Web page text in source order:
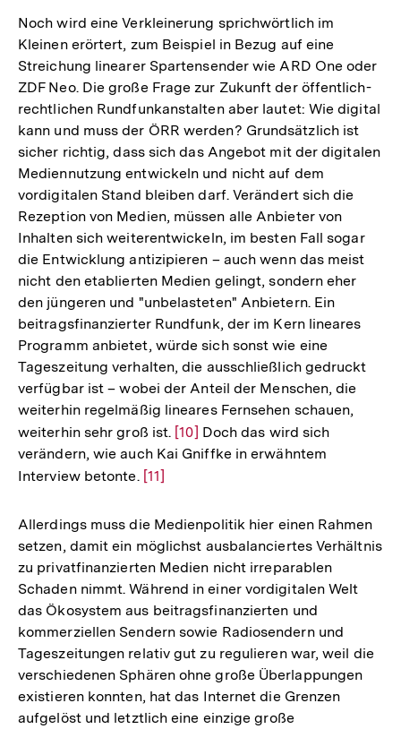
Noch wird eine Verkleinerung sprichwörtlich im
Kleinen erörtert, zum Beispiel in Bezug auf eine
Streichung linearer Spartensender wie ARD One oder
ZDF Neo. Die große Frage zur Zukunft der öffentlich-
rechtlichen Rundfunkanstalten aber lautet: Wie digital
kann und muss der ÖRR werden? Grundsätzlich ist
sicher richtig, dass sich das Angebot mit der digitalen
Mediennutzung entwickeln und nicht auf dem
vordigitalen Stand bleiben darf. Verändert sich die
Rezeption von Medien, müssen alle Anbieter von
Inhalten sich weiterentwickeln, im besten Fall sogar
die Entwicklung antizipieren – auch wenn das meist
nicht den etablierten Medien gelingt, sondern eher
den jüngeren und "unbelasteten" Anbietern. Ein
beitragsfinanzierter Rundfunk, der im Kern lineares
Programm anbietet, würde sich sonst wie eine
Tageszeitung verhalten, die ausschließlich gedruckt
verfügbar ist – wobei der Anteil der Menschen, die
weiterhin regelmäßig lineares Fernsehen schauen,
weiterhin sehr groß ist. Zur
Auflösung
[10] Doch das wird sich
verändern, wie auch Kai Gniffke in erwähntem
Interview betonte. Zur
der
Fußnote
[11]
Allerdings muss die Medienpolitik hier einen Rahmen
setzen, damit ein möglichst ausbalanciertes Verhältnis
zu privatfinanzierten Medien nicht irreparablen
Schaden nimmt. Während in einer vordigitalen Welt
das Ökosystem aus beitragsfinanzierten und
kommerziellen Sendern sowie Radiosendern und
Tageszeitungen relativ gut zu regulieren war, weil die
verschiedenen Sphären ohne große Überlappungen
existieren konnten, hat das Internet die Grenzen
aufgelöst und letztlich eine einzige große